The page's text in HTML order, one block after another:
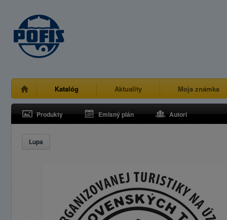
Katalóg Aktuality Moja známka
Produkty Emisný plán Autori
Lupa